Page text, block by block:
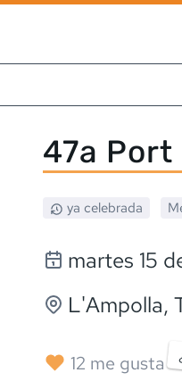
47a
ya celebrada
martes 15
L'Ampolla,
12 me gusta